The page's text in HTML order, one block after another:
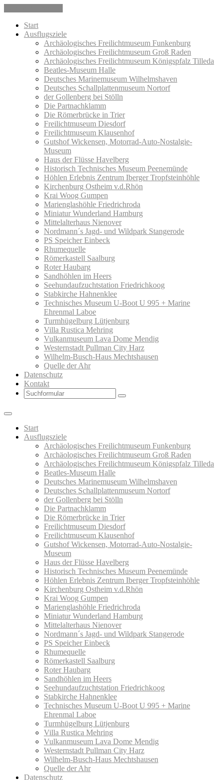
Start
Ausflugsziele
Archäologisches Freilichtmuseum Funkenburg
Archäologisches Freilichtmuseum Groß Raden
Archäologisches Freilichtmuseum Königspfalz Tilleda
Beatles-Museum Halle
Deutsches Marinemuseum Wilhelmshaven
Deutsches Schallplattenmuseum Nortorf
der Gollenberg bei Stölln
Die Partnachklamm
Die Römerbrücke in Trier
Freilichtmuseum Diesdorf
Freilichtmuseum Klausenhof
Gutshof Wickensen, Motorrad-Auto-Nostalgie-
Museum
Haus der Flüsse Havelberg
Historisch Technisches Museum Peenemünde
Höhlen Erlebnis Zentrum Iberger Tropfsteinhöhle
Kirchenburg Ostheim v.d.Rhön
Krai Woog Gumpen
Marienglashöhle Friedrichroda
Miniatur Wunderland Hamburg
Mittelalterhaus Nienover
Nordmann´s Jagd- und Wildpark Stangerode
PS Speicher Einbeck
Rhumequelle
Römerkastell Saalburg
Roter Haubarg
Sandhöhlen im Heers
Seehundaufzuchtstation Friedrichkoog
Stabkirche Hahnenklee
Technisches Museum U-Boot U 995 + Marine
Ehrenmal Laboe
Turmhügelburg Lütjenburg
Villa Rustica Mehring
Vulkanmuseum Lava Dome Mendig
Westernstadt Pullman City Harz
Wilhelm-Busch-Haus Mechtshausen
Quelle der Ahr
Datenschutz
Kontakt
Search
Start
Ausflugsziele
Archäologisches Freilichtmuseum Funkenburg
Archäologisches Freilichtmuseum Groß Raden
Archäologisches Freilichtmuseum Königspfalz Tilleda
Beatles-Museum Halle
Deutsches Marinemuseum Wilhelmshaven
Deutsches Schallplattenmuseum Nortorf
der Gollenberg bei Stölln
Die Partnachklamm
Die Römerbrücke in Trier
Freilichtmuseum Diesdorf
Freilichtmuseum Klausenhof
Gutshof Wickensen, Motorrad-Auto-Nostalgie-
Museum
Haus der Flüsse Havelberg
Historisch Technisches Museum Peenemünde
Höhlen Erlebnis Zentrum Iberger Tropfsteinhöhle
Kirchenburg Ostheim v.d.Rhön
Krai Woog Gumpen
Marienglashöhle Friedrichroda
Miniatur Wunderland Hamburg
Mittelalterhaus Nienover
Nordmann´s Jagd- und Wildpark Stangerode
PS Speicher Einbeck
Rhumequelle
Römerkastell Saalburg
Roter Haubarg
Sandhöhlen im Heers
Seehundaufzuchtstation Friedrichkoog
Stabkirche Hahnenklee
Technisches Museum U-Boot U 995 + Marine
Ehrenmal Laboe
Turmhügelburg Lütjenburg
Villa Rustica Mehring
Vulkanmuseum Lava Dome Mendig
Westernstadt Pullman City Harz
Wilhelm-Busch-Haus Mechtshausen
Quelle der Ahr
Datenschutz